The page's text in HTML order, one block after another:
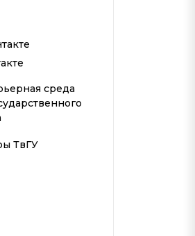
среда
ТвГУ